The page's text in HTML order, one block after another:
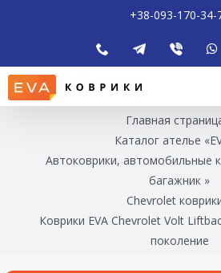
+38-093-170-34-
Главная
Каталог ателье
Автоковрики, автомобильные
багажник »
Chevrolet
Коврики EVA Chevrolet Volt
поколение